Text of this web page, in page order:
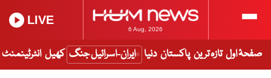
6 Aug, 2026
LIVE
صفحۂ اول تازہ ترین پاکستان دنیا ایران-اسرائیل جنگ کھیل انٹرٹینمنٹ